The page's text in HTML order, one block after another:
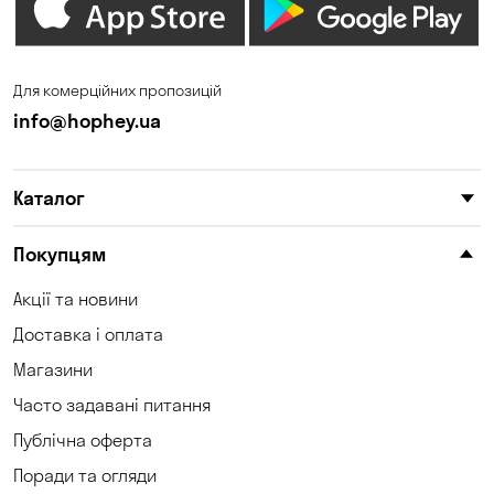
Дніпро Зазим’є
Кам'янське
Корсунці
Коцюбинське
Кривий Ріг
Кропивницький
Для комерційних пропозицій
info@hophey.ua
Каталог
Покупцям
Акції та новини
Доставка і оплата
Магазини
Часто задавані питання
Публічна оферта
Поради та огляди